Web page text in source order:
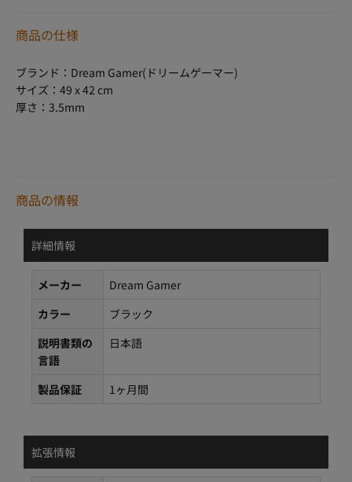
商品の仕様
ブランド：Dream Gamer(ドリームゲーマー)
サイズ：49 x 42 cm
厚さ：3.5mm
商品の情報
詳細情報
メーカー
Dream Gamer
カラー
ブラック
説明書類の
言語
日本語
製品保証 1ヶ月間
拡張情報